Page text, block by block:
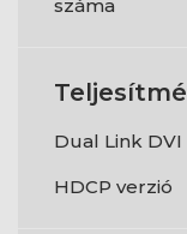
száma
Dual Link DVI
HDCP verzió